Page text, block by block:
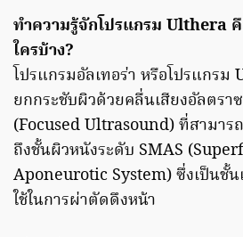
ทำความรู้จักโปรแกรม Ulthera คื
ใครบ้าง?
โปรแกรมอัลเทอร่า หรือโปรแกรม
ยกกระชับผิวด้วยคลื่นเสียงอัลตรา
(Focused Ultrasound) ที่สามาร
ถึงชั้นผิวหนังระดับ SMAS
Aponeurotic System) ซึ่งเป็นชั้
ใช้ในการผ่าตัดดึงหน้า